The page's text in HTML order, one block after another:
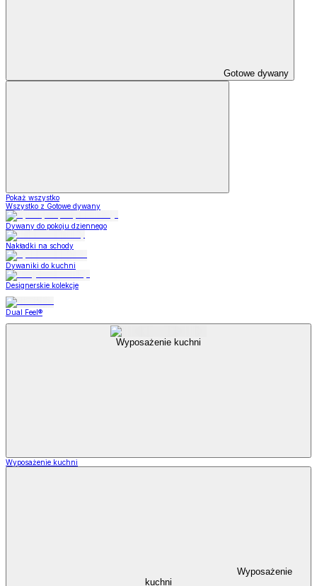
Gotowe dywany
Pokaż wszystko
Wszystko z Gotowe dywany
Dywany do pokoju dziennego
Nakładki na schody
Dywaniki do kuchni
Designerskie kolekcje
Dual Feel®
Wyposażenie kuchni
Wyposażenie kuchni
Wyposażenie
kuchni